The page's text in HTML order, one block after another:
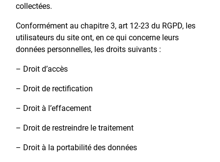
collectées.
Conformément au chapitre 3, art 12-23 du RGPD, les
utilisateurs du site ont, en ce qui concerne leurs
données personnelles, les droits suivants :
– Droit d’accès
– Droit de rectification
– Droit à l’effacement
– Droit de restreindre le traitement
– Droit à la portabilité des données